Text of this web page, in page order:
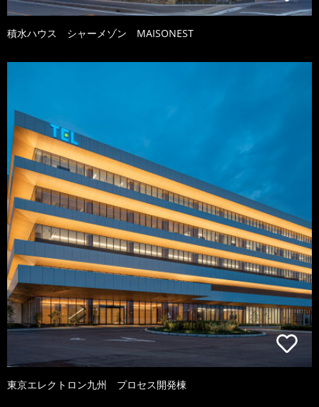
積水ハウス シャーメゾン MAISONEST
東京エレクトロン九州 プロセス開発棟